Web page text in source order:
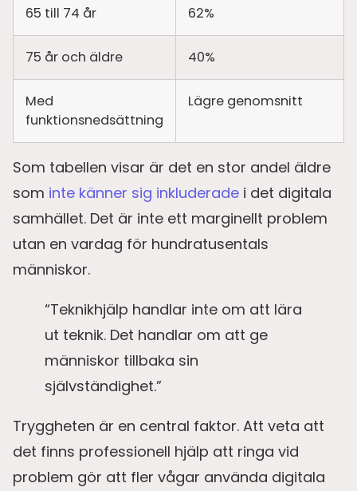
65 till 74 år 62%
75 år och äldre 40%
Med
funktionsnedsättning
Lägre genomsnitt
Som tabellen visar är det en stor andel äldre
som inte känner sig inkluderade i det digitala
samhället. Det är inte ett marginellt problem
utan en vardag för hundratusentals
människor.
“Teknikhjälp handlar inte om att lära
ut teknik. Det handlar om att ge
människor tillbaka sin
självständighet.”
Tryggheten är en central faktor. Att veta att
det finns professionell hjälp att ringa vid
problem gör att fler vågar använda digitala